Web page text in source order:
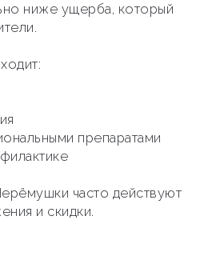
ниже ущерба, который
препаратами
часто действуют
и скидки.